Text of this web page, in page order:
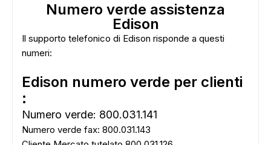
Numero verde assistenza
Edison
Il supporto telefonico di Edison risponde a questi
numeri:
Edison numero verde per clienti
:
Numero verde: 800.031.141
Numero verde fax: 800.031.143